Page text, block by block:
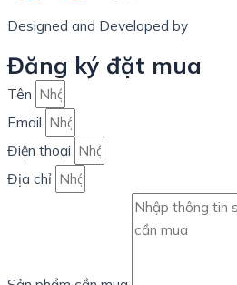
Designed and Developed by
Đăng ký đặt mua
Tên
Email
Điện thoại
Địa chỉ